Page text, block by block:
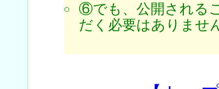
⑥でも、公開される
だく必要はありませ